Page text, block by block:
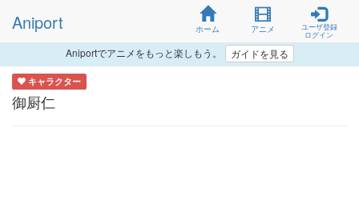
Aniport ホーム アニメ
ユーザ登録
ログイン
Aniportでアニメをもっと楽しもう。 ガイドを見る
キャラクター
御厨仁